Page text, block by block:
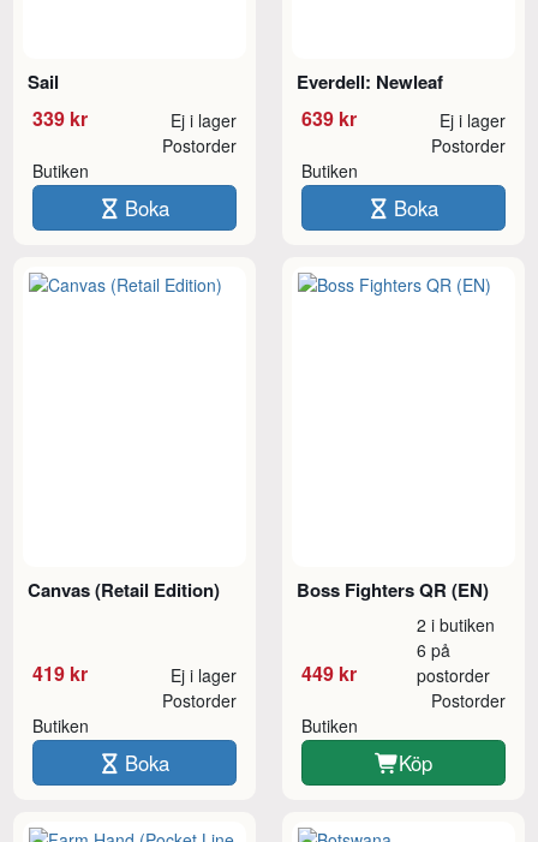
Sail
339 kr Ej i lager
Butiken
Postorder
Boka
Everdell: Newleaf
639 kr Ej i lager
Butiken
Postorder
Boka
Canvas (Retail Edition)
419 kr Ej i lager
Butiken
Postorder
Boka
Boss Fighters QR (EN)
449 kr
2 i butiken
6 på
postorder
Butiken
Postorder
Köp